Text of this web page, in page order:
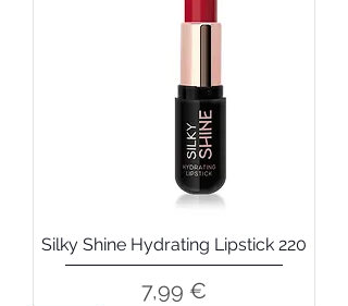
Silky Shine Hydrating Lipstick 220
Precio
7,99 €